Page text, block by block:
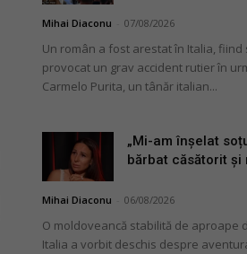
Mihai Diaconu 07/08/2026
Un român a fost arestat în Italia, fiind
provocat un grav accident rutier în
Carmelo Purita, un tânăr italian...
„Mi-am înșelat
bărbat căsătorit și
Mihai Diaconu 06/08/2026
O moldoveancă stabilită de aproape
Italia a vorbit deschis despre